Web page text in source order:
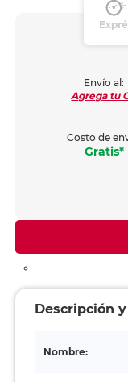
Envío al:
Agrega tu
Costo de
Gratis*
Descripción
Nombre: